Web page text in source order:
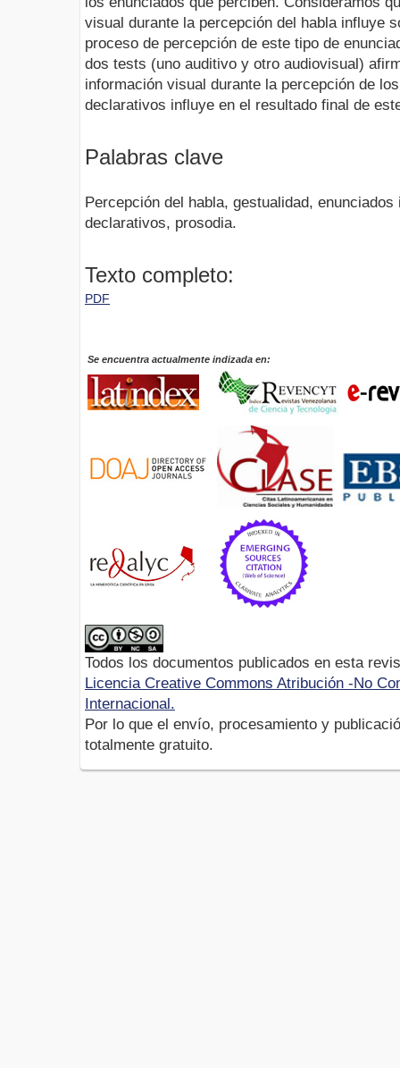
visual durante la percepción del habla influye
proceso de percepción de este tipo de
dos tests (uno auditivo y otro audiovisual)
información visual durante la percepción de
declarativos influye en el resultado final de
Palabras clave
Percepción del habla, gestualidad,
declarativos, prosodia.
Texto completo:
PDF
Se encuentra actualmente indizada en:
Todos los documentos publicados en esta
Licencia Creative Commons Atribución -No
Internacional.
Por lo que el envío, procesamiento y
totalmente gratuito.